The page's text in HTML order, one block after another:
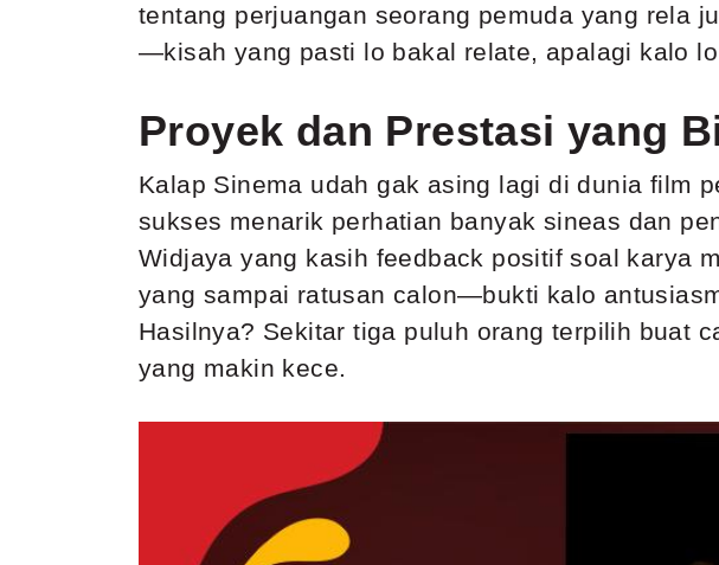
tentang perjuangan seorang pemuda yang rela
—kisah yang pasti lo bakal relate, apalagi kalo
Proyek dan Prestasi yang
Kalap Sinema udah gak asing lagi di dunia film
sukses menarik perhatian banyak sineas dan
Widjaya yang kasih feedback positif soal karya
yang sampai ratusan calon—bukti kalo
Hasilnya? Sekitar tiga puluh orang terpilih buat
yang makin kece.